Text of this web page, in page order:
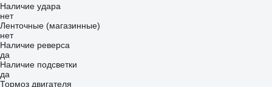
Наличие удара
нет
Ленточные (магазинные)
нет
Наличие реверса
да
Наличие подсветки
да
Тормоз двигателя